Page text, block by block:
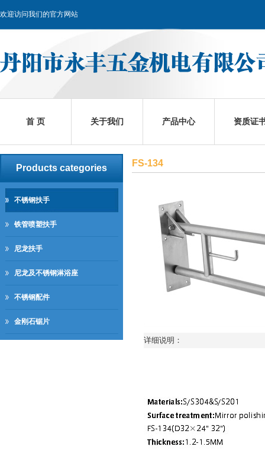
欢迎访问我们的官方网站
首 页 关于我们 产品中心 资质证
Products categories
不锈钢扶手
铁管喷塑扶手
尼龙扶手
尼龙及不锈钢淋浴座
不锈钢配件
金刚石锯片
FS-134
详细说明：